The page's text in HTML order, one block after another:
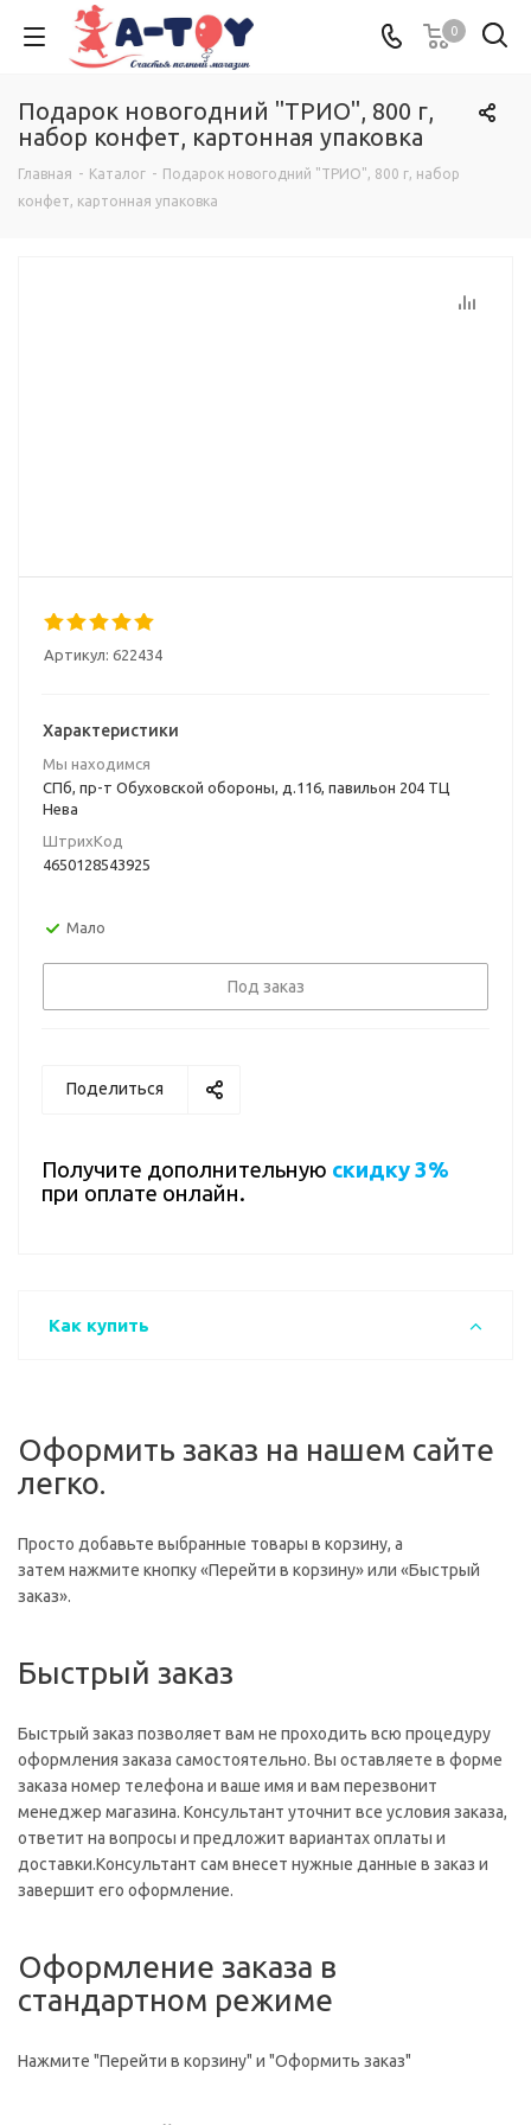
0
Подарок новогодний "ТРИО", 800 г,
набор конфет, картонная упаковка
Главная - Каталог - Подарок новогодний "ТРИО", 800 г, набор
конфет, картонная упаковка
Артикул: 622434
Характеристики
Мы находимся
СПб, пр-т Обуховской обороны, д.116, павильон 204 ТЦ
Нева
ШтрихКод
4650128543925
Мало
Под заказ
Поделиться
Получите дополнительную скидку 3%
при оплате онлайн.
Как купить
Оформить заказ на нашем сайте
легко.
Просто добавьте выбранные товары в корзину, а
затем нажмите кнопку «Перейти в корзину» или «Быстрый
заказ».
Быстрый заказ
Быстрый заказ позволяет вам не проходить всю процедуру
оформления заказа самостоятельно. Вы оставляете в форме
заказа номер телефона и ваше имя и вам перезвонит
менеджер магазина. Консультант уточнит все условия заказа,
ответит на вопросы и предложит вариантах оплаты и
доставки.Консультант сам внесет нужные данные в заказ и
завершит его оформление.
Оформление заказа в
стандартном режиме
Нажмите "Перейти в корзину" и "Оформить заказ"